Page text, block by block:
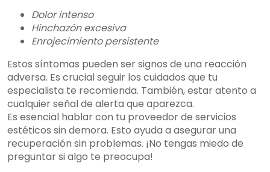
Dolor intenso
Hinchazón excesiva
Enrojecimiento persistente
Estos síntomas pueden ser signos de una reacción
adversa. Es crucial seguir los cuidados que tu
especialista te recomienda. También, estar atento a
cualquierseñal de alerta que aparezca.
Es esencial hablar con tu proveedor de servicios
estéticos sin demora. Esto ayuda a asegurar una
recuperación sin problemas. ¡No tengas miedo de
preguntar si algo te preocupa!